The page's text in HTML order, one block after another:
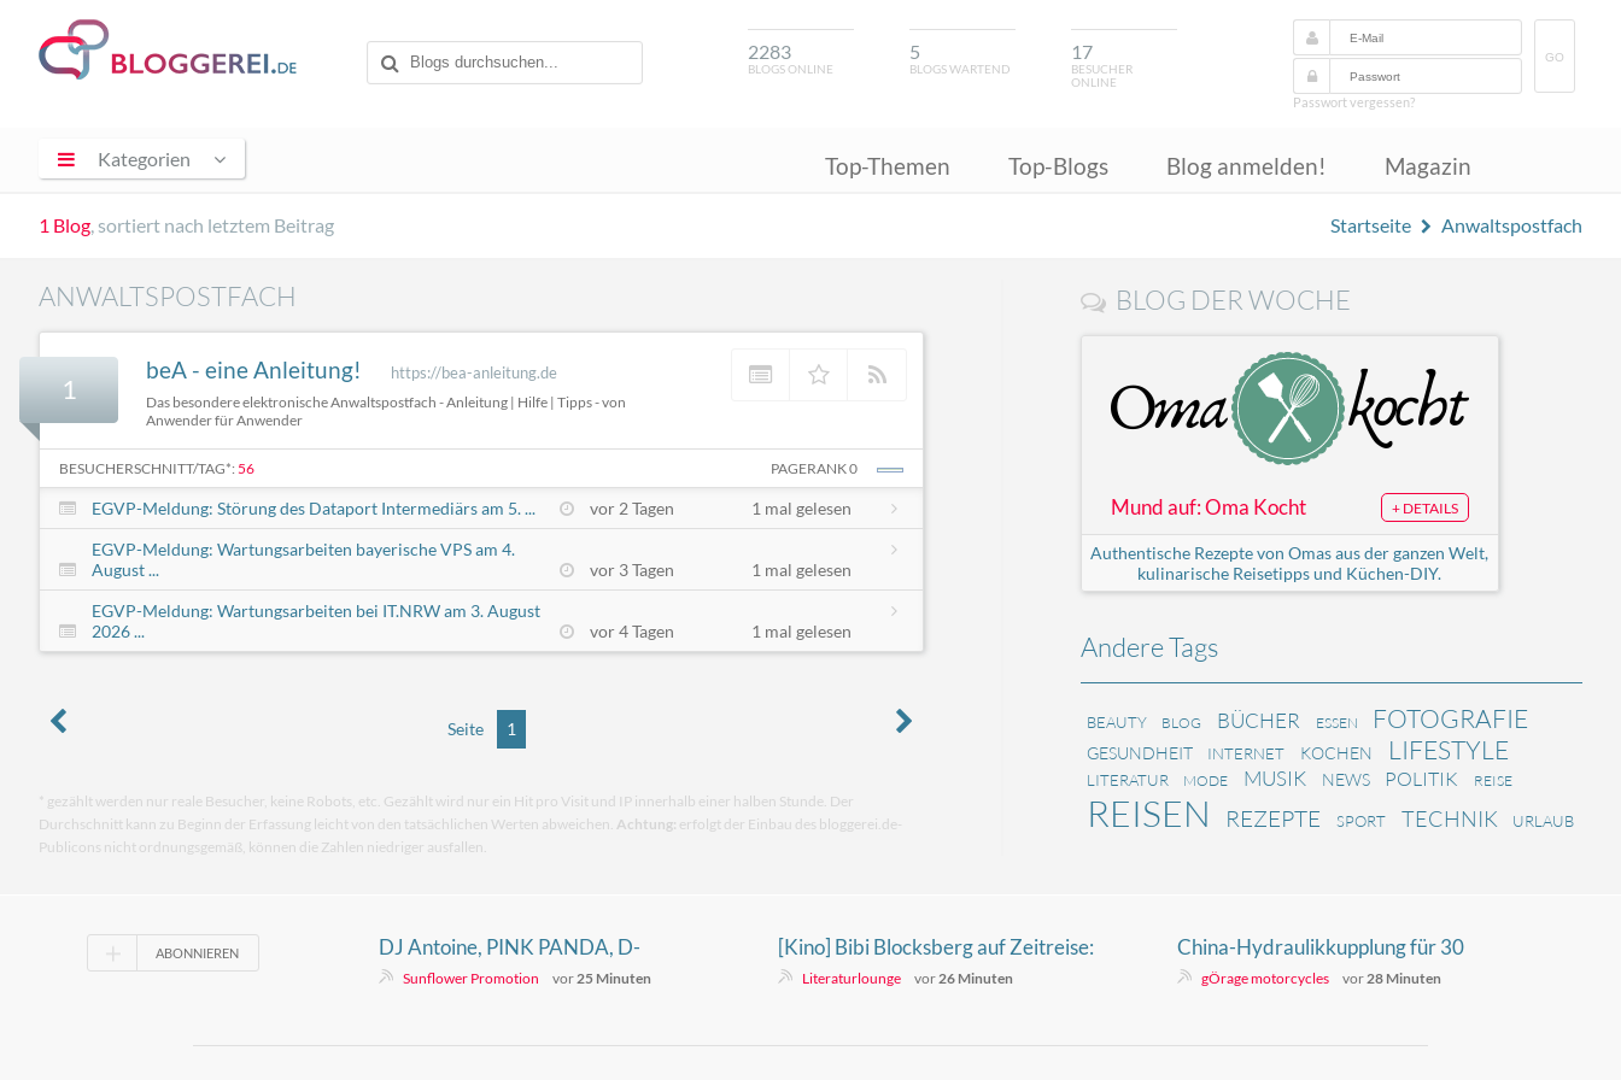
2283
BLOGS ONLINE
5
BLOGS WARTEND
17
BESUCHER
ONLINE
GO
Passwort vergessen?
Kategorien Top-Themen Top-Blogs Blog anmelden! Magazin
1 Blog, sortiert nach letztem Beitrag Startseite Anwaltspostfach
ANWALTSPOSTFACH
1
beA - eine Anleitung! https://bea-anleitung.de
Das besondere elektronische Anwaltspostfach - Anleitung | Hilfe | Tipps - von
Anwender für Anwender
BESUCHERSCHNITT/TAG*: 56 PAGERANK 0
EGVP-Meldung: Störung des Dataport Intermediärs am 5. ... vor 2 Tagen
1 mal gelesen
EGVP-Meldung: Wartungsarbeiten bayerische VPS am 4.
August ...
vor 3 Tagen
1 mal gelesen
EGVP-Meldung: Wartungsarbeiten bei IT.NRW am 3. August
2026 ...
vor 4 Tagen 1 mal gelesen
Seite 1
* gezählt werden nur reale Besucher, keine Robots, etc. Gezählt wird nur ein Hit pro Visit und IP innerhalb einer halben Stunde. Der
Durchschnitt kann zu Beginn der Erfassung leicht von den tatsächlichen Werten abweichen. Achtung: erfolgt der Einbau des bloggerei.de-
Publicons nicht ordnungsgemäß, können die Zahlen niedriger ausfallen.
BLOG DER WOCHE
Mund auf: Oma Kocht + DETAILS
Authentische Rezepte von Omas aus der ganzen Welt,
kulinarische Reisetipps und Küchen-DIY.
Andere Tags
BEAUTY BLOG BÜCHER ESSEN FOTOGRAFIE
GESUNDHEIT INTERNET KOCHEN LIFESTYLE
LITERATUR MODE MUSIK NEWS POLITIK REISE
REISEN REZEPTE SPORT TECHNIK URLAUB
ABONNIEREN
DJ Antoine, PINK PANDA, D-
LEVELS - Written In The Stars
Sunflower Promotion vor 25 Minuten
[Kino] Bibi Blocksberg auf Zeitreise:
Hexerei, Freundschaft und ein
Literaturlounge vor 26 Minuten
China-Hydraulikkupplung für 30
Euro: Genialer Schnapper oder
gÖrage motorcycles vor 28 Minuten